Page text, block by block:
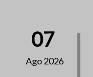
07
Ago 2026